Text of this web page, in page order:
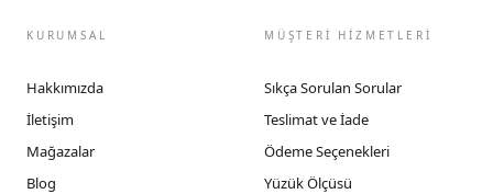
KURUMSAL
Hakkımızda
İletişim
Mağazalar
Blog
MÜŞTERİ HİZMETLERİ
Sıkça Sorulan Sorular
Teslimat ve İade
Ödeme Seçenekleri
Yüzük Ölçüsü